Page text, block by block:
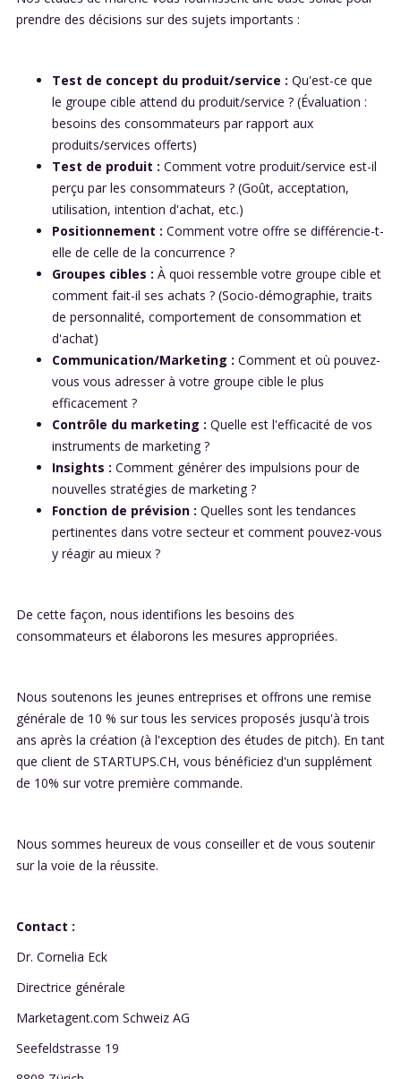
prendre des décisions sur des sujets importants :
Test de concept du produit/service : Qu'est-ce que
le groupe cible attend du produit/service ? (Évaluation :
besoins des consommateurs par rapport aux
produits/services offerts)
Test de produit : Comment votre produit/service est-il
perçu par les consommateurs ? (Goût, acceptation,
utilisation, intention d'achat, etc.)
Positionnement : Comment votre offre se différencie-t-
elle de celle de la concurrence ?
Groupes cibles : À quoi ressemble votre groupe cible et
comment fait-il ses achats ? (Socio-démographie, traits
de personnalité, comportement de consommation et
d'achat)
Communication/Marketing : Comment et où pouvez-
vous vous adresser à votre groupe cible le plus
efficacement ?
Contrôle du marketing : Quelle est l'efficacité de vos
instruments de marketing ?
Insights : Comment générer des impulsions pour de
nouvelles stratégies de marketing ?
Fonction de prévision : Quelles sont les tendances
pertinentes dans votre secteur et comment pouvez-vous
y réagir au mieux ?
De cette façon, nous identifions les besoins des
consommateurs et élaborons les mesures appropriées.
Nous soutenons les jeunes entreprises et offrons une remise
générale de 10 % sur tous les services proposés jusqu'à trois
ans après la création (à l'exception des études de pitch). En tant
que client de STARTUPS.CH, vous bénéficiez d'un supplément
de 10% sur votre première commande.
Nous sommes heureux de vous conseiller et de vous soutenir
sur la voie de la réussite.
Contact :
Dr. Cornelia Eck
Directrice générale
Marketagent.com Schweiz AG
Seefeldstrasse 19